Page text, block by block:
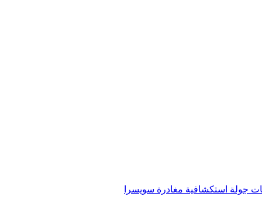
جولة استكشافية مغادرة سويسرا